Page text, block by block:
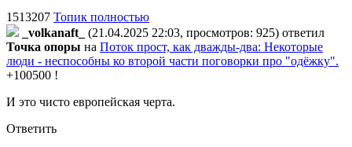
1513207 Топик полностью
_volkanaft_
(21.04.2025 22:03, просмотров: 925) ответил
Toчкa oпopы на Поток прост, как дважды-два: Некоторые
люди - неспособны ко второй части поговорки про "одёжку".
+100500 !
И это чисто европейская черта.
Ответить